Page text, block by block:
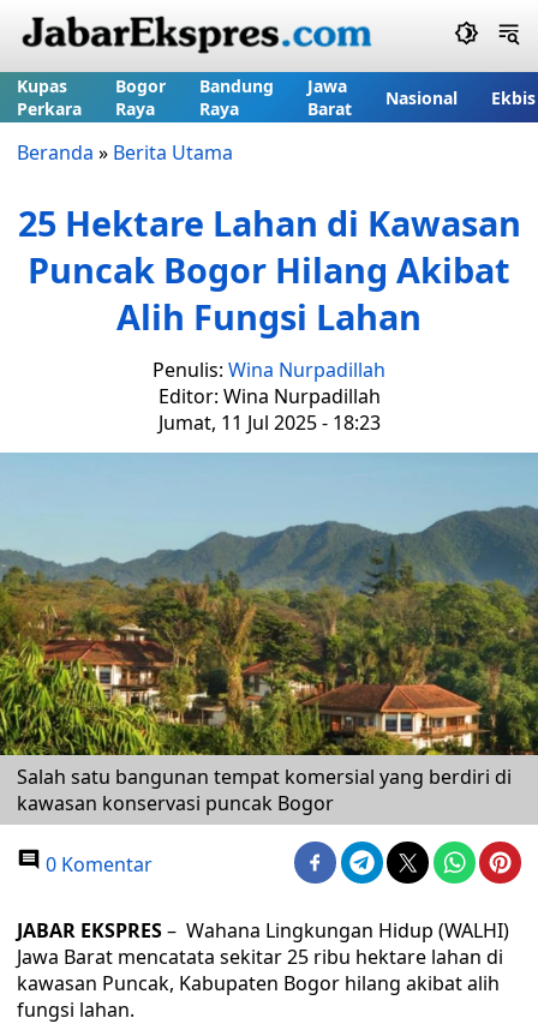
Kupas
Perkara
Bogor
Raya
Bandung
Raya
Jawa
Barat
Nasional Ekbis
Beranda » Berita Utama
25 Hektare Lahan di Kawasan
Puncak Bogor Hilang Akibat
Alih Fungsi Lahan
Penulis: Wina Nurpadillah
Editor: Wina Nurpadillah
Jumat, 11 Jul 2025 - 18:23
Salah satu bangunan tempat komersial yang berdiri di
kawasan konservasi puncak Bogor
0 Komentar
JABAR EKSPRES– Wahana Lingkungan Hidup (WALHI)
Jawa Barat mencatata sekitar 25 ribu hektare lahan di
kawasan Puncak, Kabupaten Bogor hilang akibat alih
fungsi lahan.